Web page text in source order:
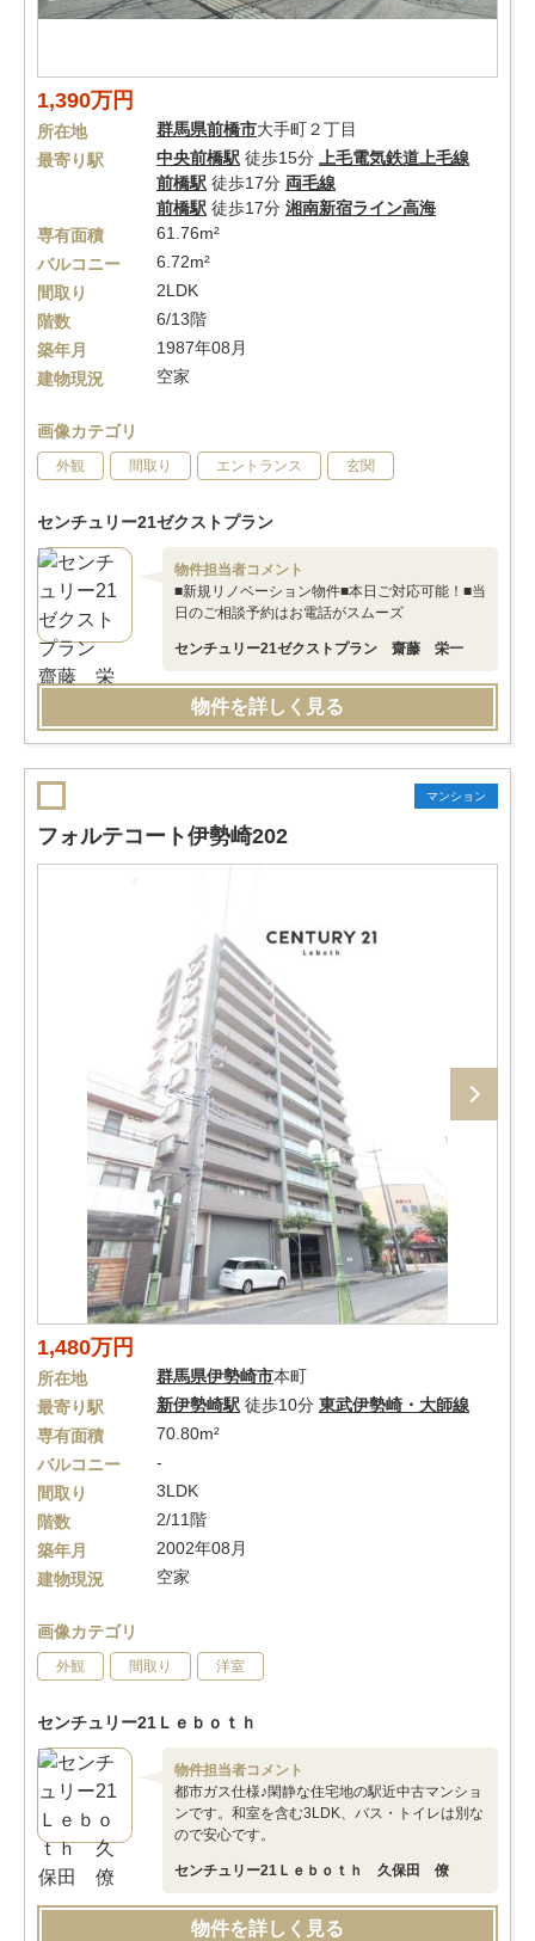
1,390万円
所在地 群馬県前橋市大手町２丁目
最寄り駅
中央前橋駅 徒歩15分
上毛電気鉄道上毛線
前橋駅 徒歩17分 両毛線
前橋駅 徒歩17分 湘南新宿ライン高海
専有面積
61.76m²
バルコニー
6.72m²
間取り
2LDK
階数
6/13階
築年月
1987年08月
建物現況
空家
画像カテゴリ
外観 間取り エントランス 玄関
センチュリー21ゼクストプラン
物件担当者コメント
■新規リノベーション物件■本日ご対応可能！■当
日のご相談予約はお電話がスムーズ
センチュリー21ゼクストプラン 齋藤 栄一
物件を詳しく見る
マンション
フォルテコート伊勢崎202
1,480万円
所在地 群馬県伊勢崎市本町
最寄り駅
新伊勢崎駅 徒歩10分 東武伊勢崎・大師線
専有面積
70.80m²
バルコニー
-
間取り
3LDK
階数
2/11階
築年月
2002年08月
建物現況
空家
画像カテゴリ
外観 間取り 洋室
センチュリー21Ｌｅｂｏｔｈ
物件担当者コメント
都市ガス仕様♪閑静な住宅地の駅近中古マンショ
ンです。和室を含む3LDK、バス・トイレは別な
ので安心です。
センチュリー21Ｌｅｂｏｔｈ 久保田 僚
物件を詳しく見る